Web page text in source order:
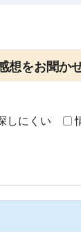
をお聞か
しにくい